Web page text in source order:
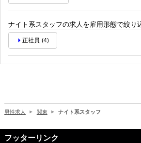
ナイト系スタッフの求人を雇用形態で絞り
正社員 (4)
男性求人 関東 ナイト系スタッフ
フッターリンク